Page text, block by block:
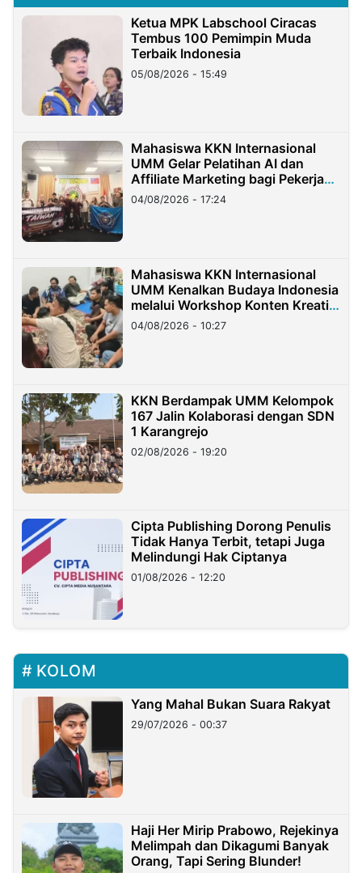
Ketua MPK Labschool Ciracas
Tembus 100 Pemimpin Muda
Terbaik Indonesia
05/08/2026 - 15:49
Mahasiswa KKN Internasional
UMM Gelar Pelatihan AI dan
Affiliate Marketing bagi Pekerja
Migran Indonesia di Taiwan
04/08/2026 - 17:24
Mahasiswa KKN Internasional
UMM Kenalkan Budaya Indonesia
melalui Workshop Konten Kreatif
di Taiwan
04/08/2026 - 10:27
KKN Berdampak UMM Kelompok
167 Jalin Kolaborasi dengan SDN
1 Karangrejo
02/08/2026 - 19:20
Cipta Publishing Dorong Penulis
Tidak Hanya Terbit, tetapi Juga
Melindungi Hak Ciptanya
01/08/2026 - 12:20
KOLOM
Yang Mahal Bukan Suara Rakyat
29/07/2026 - 00:37
Haji Her Mirip Prabowo, Rejekinya
Melimpah dan Dikagumi Banyak
Orang, Tapi Sering Blunder!